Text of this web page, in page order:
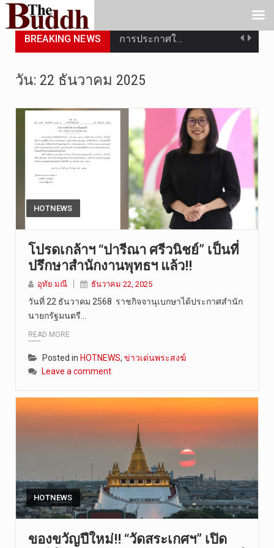
BREAKING NEWS การประกาศใ…
วันที่ 4 ส…
วันจันทร์ท…
วันที่ 3 ก…
บทวิเคราะห…
วัดสระเกศ …
วันที่ 6 ส…
วัน: 22 ธันวาคม 2025
HOTNEWS
โปรดเกล้าฯ “ปารีณา ศรีวนิชย์” เป็นที่
ปรึกษาสำนักงานพุทธฯ แล้ว!!
อุทัย มณี ธันวาคม 22, 2025
วันที่ 22 ธันวาคม 2568 ราชกิจจานุเบกษาได้ประกาศสำนัก
นายกรัฐมนตรี…
READ MORE
Posted in HOTNEWS, ข่าวเด่นพระสงฆ์
Leave a comment
HOTNEWS
ของขวัญปีใหม่!! “วัดสระเกศฯ” เปิด